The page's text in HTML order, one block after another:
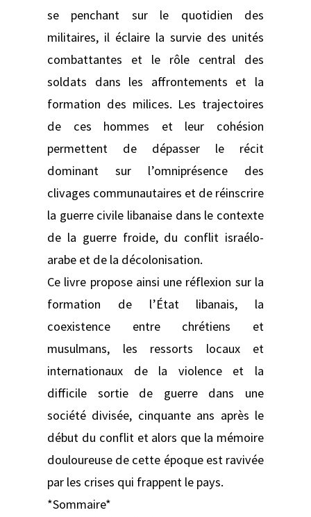
se penchant sur le quotidien des
militaires, il éclaire la survie des unités
combattantes et le rôle central des
soldats dans les affrontements et la
formation des milices. Les trajectoires
de ces hommes et leur cohésion
permettent de dépasser le récit
dominant sur l’omniprésence des
clivages communautaires et de réinscrire
la guerre civile libanaise dans le contexte
de la guerre froide, du conflit israélo-
arabe et de la décolonisation.
Ce livre propose ainsi une réflexion sur la
formation de l’État libanais, la
coexistence entre chrétiens et
musulmans, les ressorts locaux et
internationaux de la violence et la
difficile sortie de guerre dans une
société divisée, cinquante ans après le
début du conflit et alors que la mémoire
douloureuse de cette époque est ravivée
par les crises qui frappent le pays.
*Sommaire*